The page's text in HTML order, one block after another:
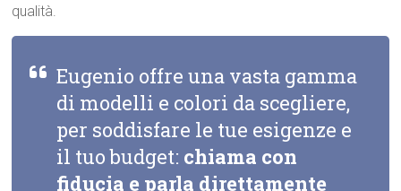
qualità.
Eugenio offre una vasta gamma
di modelli e colori da scegliere,
per soddisfare le tue esigenze e
il tuo budget: chiama con
fiducia e parla direttamente